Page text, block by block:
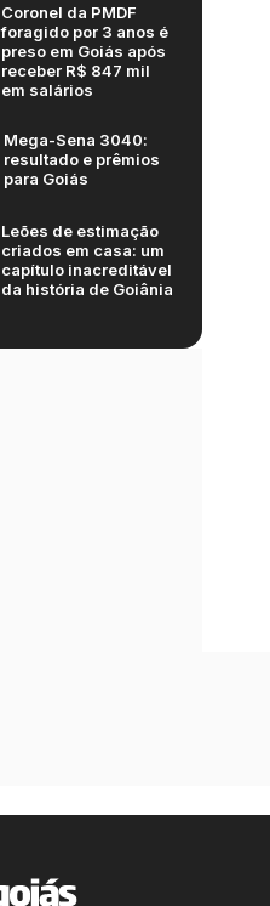
Coronel da PMDF
foragido por 3 anos é
preso em Goiás após
receber R$ 847 mil
em salários
Mega-Sena 3040:
resultado e prêmios
para Goiás
Leões de estimação
criados em casa: um
capítulo inacreditável
da história de Goiânia